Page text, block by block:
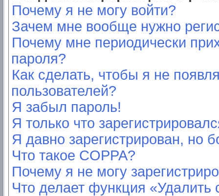
Почему я не могу войти?
Зачем мне вообще нужно
Почему мне периодически
пароля?
Как сделать, чтобы я не
пользователей?
Я забыл пароль!
Я только что
Я давно зарегистрирован, но
Что такое COPPA?
Почему я не могу
Что делает функция